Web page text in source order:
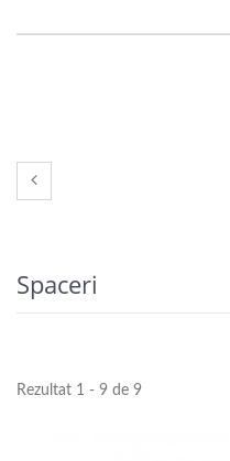
Spaceri
Rezultat 1 - 9 de 9